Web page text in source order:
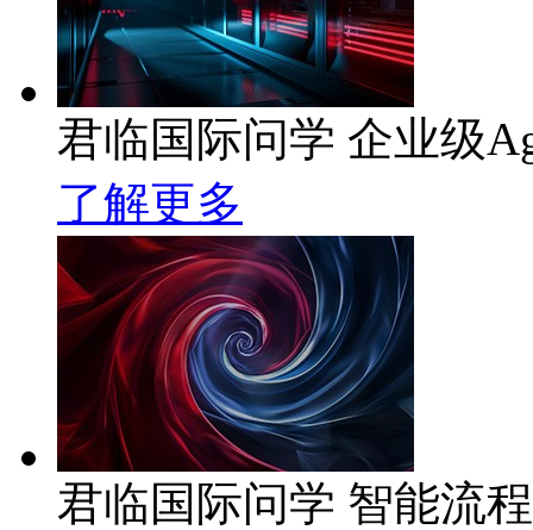
君临国际问学 企业级
了解更多
君临国际问学 智能流